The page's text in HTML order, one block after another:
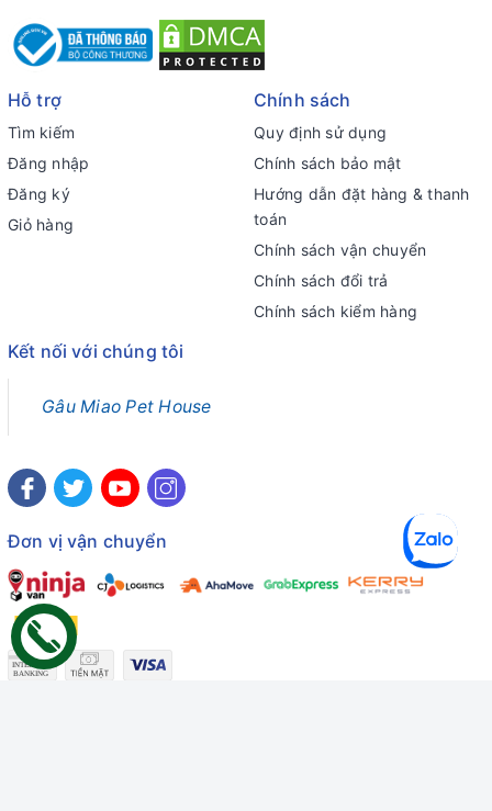
Hỗ trợ
Tìm kiếm
Đăng nhập
Đăng ký
Giỏ hàng
Chính sách
Quy định sử dụng
Chính sách bảo mật
Hướng dẫn đặt hàng & thanh
toán
Chính sách vận chuyển
Chính sách đổi trả
Chính sách kiểm hàng
Kết nối với chúng tôi
Gâu Miao Pet House
Đơn vị vận chuyển